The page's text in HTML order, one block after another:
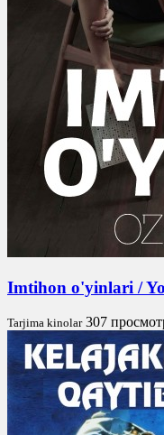
Imtihon o'yinlari /
Tarjima kinolar 307